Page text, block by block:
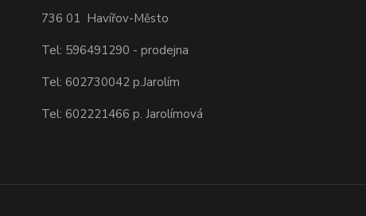
736 01 Havířov-Město
Tel: 596491290 - prodejna
Tel: 602730042 p.Jarolím
Tel: 602221466 p. Jarolímová